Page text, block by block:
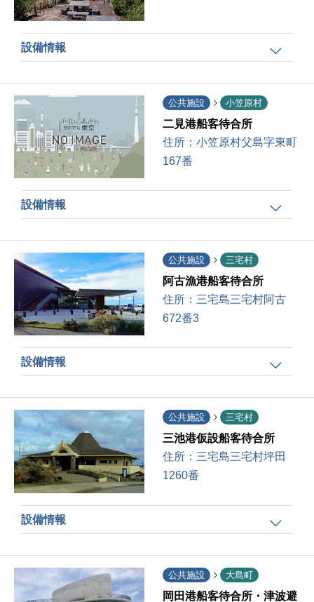
設備情報
公共施設 小笠原村
二見港船客待合所
住所： 小笠原村父島字東町
167番
設備情報
公共施設 三宅村
阿古漁港船客待合所
住所： 三宅島三宅村阿古
672番3
設備情報
公共施設 三宅村
三池港仮設船客待合所
住所： 三宅島三宅村坪田
1260番
設備情報
公共施設 大島町
岡田港船客待合所・津波避